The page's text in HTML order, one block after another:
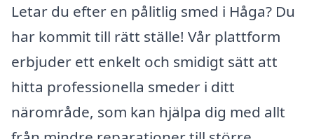
Letar du efter en pålitlig smed i Håga? Du
har kommit till rätt ställe! Vår plattform
erbjuder ett enkelt och smidigt sätt att
hitta professionella smeder i ditt
närområde, som kan hjälpa dig med allt